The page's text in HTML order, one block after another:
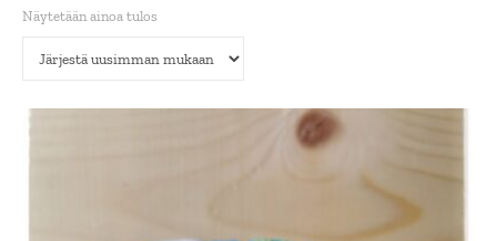
Näytetään ainoa tulos